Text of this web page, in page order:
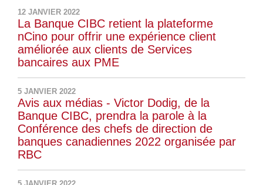
12 JANVIER 2022
La Banque CIBC retient la plateforme
nCino pour offrir une expérience client
améliorée aux clients de Services
bancaires aux PME
5 JANVIER 2022
Avis aux médias - Victor Dodig, de la
Banque CIBC, prendra la parole à la
Conférence des chefs de direction de
banques canadiennes 2022 organisée par
RBC